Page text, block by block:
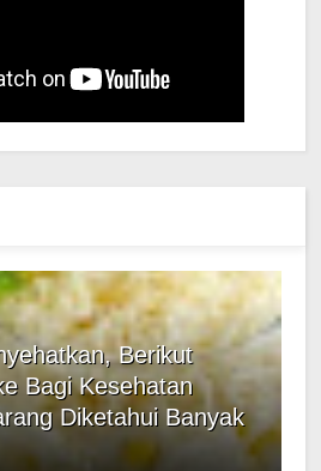
Berikut
Bagi Kesehatan
Diketahui Banyak